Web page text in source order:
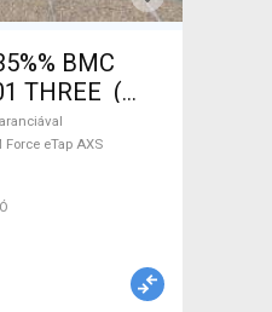
BMC
THREE (
Force
új /
Force eTap AXS